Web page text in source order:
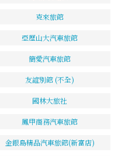
克來旅館
亞歷山大汽車旅館
簡愛汽車旅館
友誼別館 (不全)
國林大旅社
鳳甲商務汽車旅館
金銀島精品汽車旅館(新富店)